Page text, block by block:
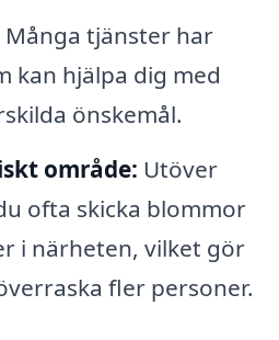
Många tjänster har
kan hjälpa dig med
önskemål.
område: Utöver
ofta skicka blommor
i närheten, vilket gör
fler personer.